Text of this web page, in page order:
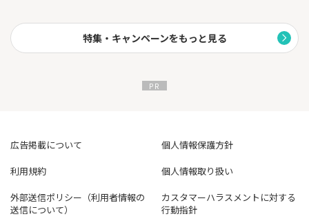
特集・キャンペーンをもっと見る
広告掲載について
個人情報保護方針
利用規約
個人情報取り扱い
外部送信ポリシー（利用者情報の
送信について）
カスタマーハラスメントに対する
行動指針